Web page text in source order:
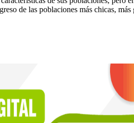
de las poblaciones más chicas, más